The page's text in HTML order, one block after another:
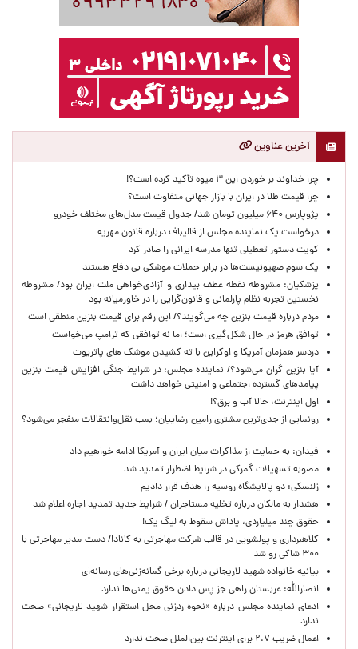
آخرین عناوین
چرا خداوند بر خوردن این ۳ میوه تأکید کرده است؟!
چرا قیمت طلا در ایران با بازار جهانی متفاوت است؟
پژوپارس ۶۴۰ میلیون تومان شد/ جدول قیمت مدل‌های مختلف خودرو
درخواست یک نماینده مجلس از قالیباف درباره قانون مهریه
کویت دستور تعطیلی تنها مدرسه ایرانی را صادر کرد
یک‌ سوم صهیونیست‌ها در برابر حملات موشکی بی دفاع هستند
پزشکیان: مشروطه نقطه عطف بیداری و آزادی‌خواهی ملت ایران بود/ مشروطه
نخستین تجربه نظام پارلمانی و قانون‌گرایی را در خاورمیانه بود
مردم درباره قیمت بنزین چه می‌گویند؟/ این رقم برای قیمت بنزین منطقی است
توافق هرمز در حال شکل‌گیری است؛ اما نه توافقی که ترامپ می‌خواست
دردسر همزمان آمریکا و اوکراین با ته کشیدن موشک های پاتریوت
آیا بنزین گران می‌شود؟/ نماینده مجلس: در شرایط جنگی افزایش قیمت بنزین
پیامدهای گسترده اجتماعی و امنیتی خواهد داشت
اول اینترنت، حالا آب و برق؟!
رونمایی از جدی‌ترین مشتری رامین رضاییان؛ بمب نقل‌وانتقالات منفجر می‌شود؟
فیدان: به حمایت از مذاکرات میان ایران و آمریکا ادامه خواهیم داد
مصوبه تسهیلات گمرکی در شرایط اضطرار تمدید شد
زلنسکی: دو پالایشگاه روسیه را هدف قرار دادیم
هشدار به مالکان درباره تخلیه مستاجران / شرایط جدید تمدید اجاره اعلام شد
حقوق چند میلیاردی، پاداش سقوط به لیگ یک!
کلاهبرداری و پولشویی در قالب شرکت مهاجرتی به کانادا/ دست مدیر مهاجرتی با
۳۰۰ شاکی رو شد
بیانیه خانواده شهید لاریجانی درباره برخی گمانه‌زنی‌های رسانه‌ای
انصارالله: عربستان راهی جز پس دادن حقوق یمنی‌ها ندارد
ادعای نماینده مجلس درباره «نحوه ردزنی محل استقرار شهید لاریجانی» صحت
ندارد
اعمال ضریب ۲.۷ برای اینترنت بین‌الملل صحت ندارد